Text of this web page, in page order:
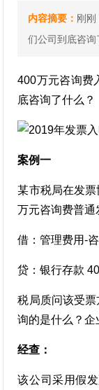
内容摘要： 刚刚
们公司到底咨询
400万元咨询费
底咨询了什么？
案例一
某市税局在发
万元咨询费普通
借：管理费用-
贷：银行存款
税局质问该受
询的是什么？企
经查：
该公司采用假